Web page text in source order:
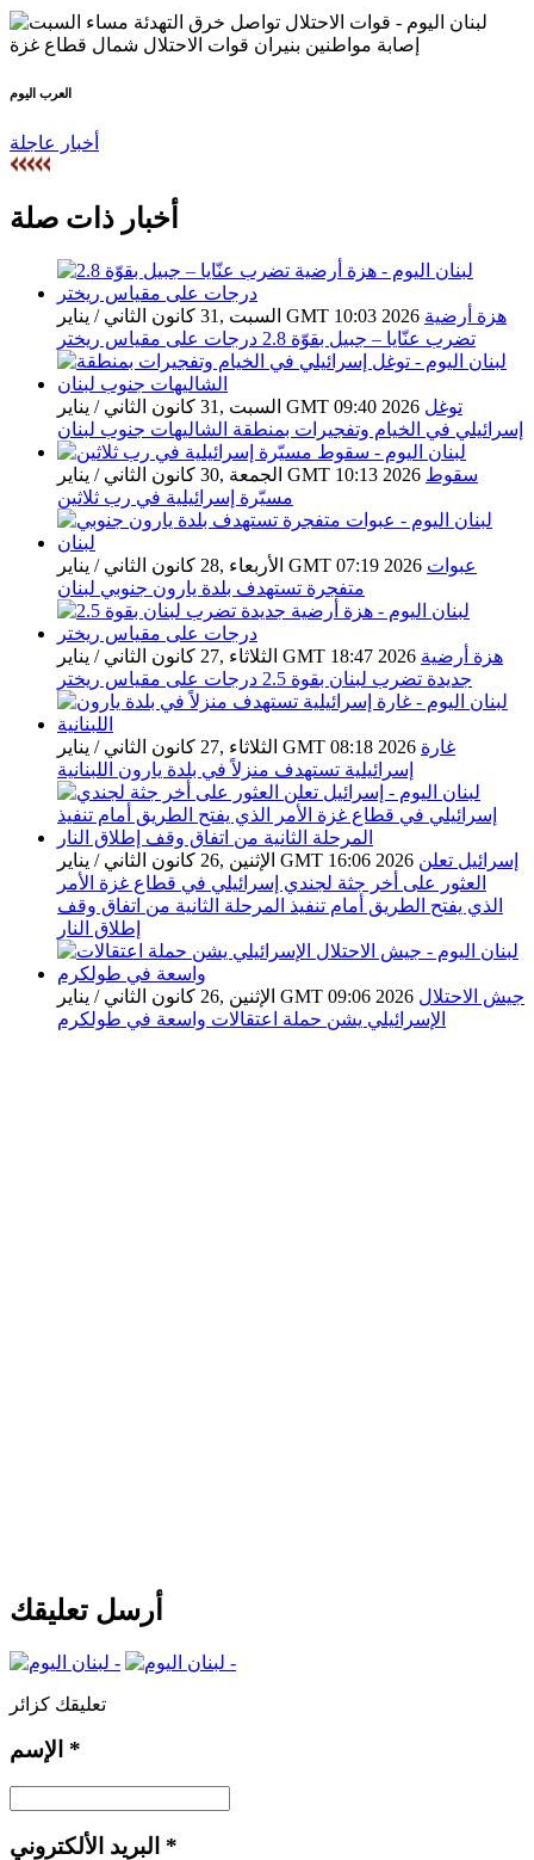
العرب اليوم
أخبار عاجلة
أخبار ذات صلة
السبت ,31 كانون الثاني / يناير GMT 10:03 2026 هزة أرضية
تضرب عنّايا – جبيل بقوّة 2.8 درجات على مقياس ريختر
السبت ,31 كانون الثاني / يناير GMT 09:40 2026 توغل
إسرائيلي في الخيام وتفجيرات بمنطقة الشاليهات جنوب لبنان
الجمعة ,30 كانون الثاني / يناير GMT 10:13 2026 سقوط
مسيّرة إسرائيلية في رب ثلاثين
الأربعاء ,28 كانون الثاني / يناير GMT 07:19 2026 عبوات
متفجرة تستهدف بلدة يارون جنوبي لبنان
الثلاثاء ,27 كانون الثاني / يناير GMT 18:47 2026 هزة أرضية
جديدة تضرب لبنان بقوة 2.5 درجات على مقياس ريختر
الثلاثاء ,27 كانون الثاني / يناير GMT 08:18 2026 غارة
إسرائيلية تستهدف منزلاً في بلدة يارون اللبنانية
الإثنين ,26 كانون الثاني / يناير GMT 16:06 2026 إسرائيل تعلن
العثور على أخر جثة لجندي إسرائيلي في قطاع غزة الأمر
الذي يفتح الطريق أمام تنفيذ المرحلة الثانية من اتفاق وقف
إطلاق النار
الإثنين ,26 كانون الثاني / يناير GMT 09:06 2026 جيش الاحتلال
الإسرائيلي يشن حملة اعتقالات واسعة في طولكرم
أرسل تعليقك
تعليقك كزائر
*
*